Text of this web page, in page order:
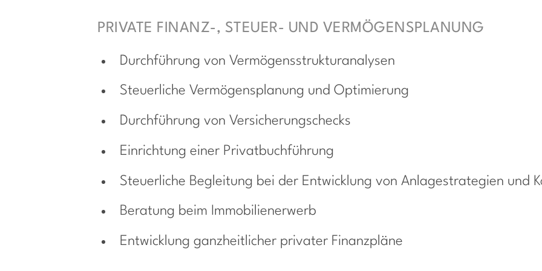
PRIVATE FINANZ-, STEUER- UND VERMÖGENSPLANUNG
Durchführung von Vermögensstrukturanalysen
Steuerliche Vermögensplanung und Optimierung
Durchführung von Versicherungschecks
Einrichtung einer Privatbuchführung
Steuerliche Begleitung bei der Entwicklung von Anlagestrategien und
Beratung beim Immobilienerwerb
Entwicklung ganzheitlicher privater Finanzpläne